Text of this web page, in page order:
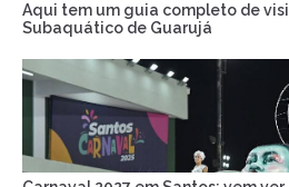
Aqui tem um guia completo de
Subaquático de Guarujá